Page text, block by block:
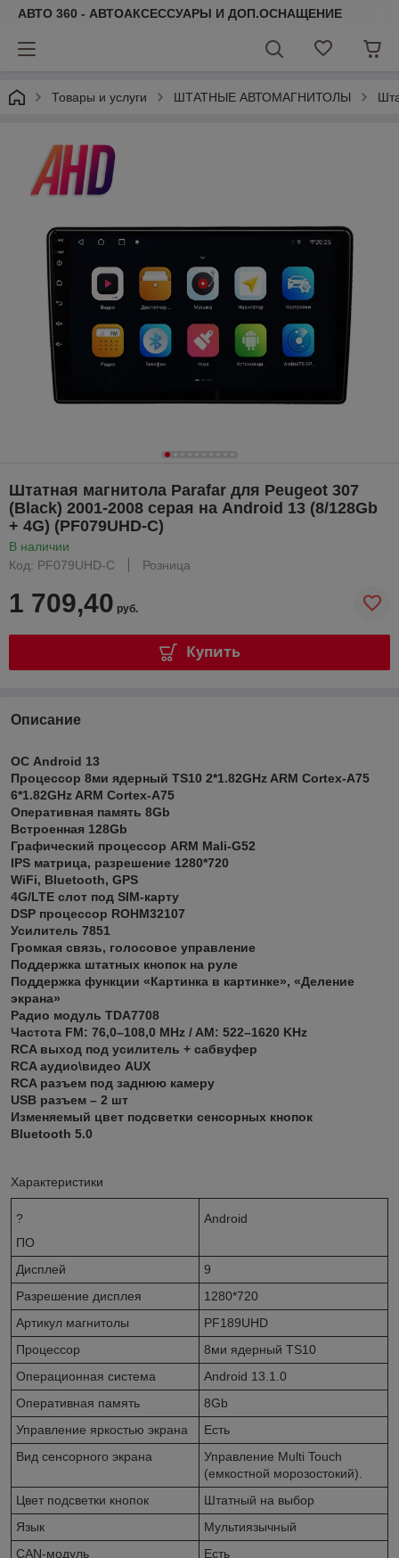
АВТО 360 - АВТОАКСЕССУАРЫ И ДОП.ОСНАЩЕНИЕ
Товары и услуги ШТАТНЫЕ АВТОМАГНИТОЛЫ
Штатная магнитола Parafar для Peugeot 307
(Black) 2001-2008 серая на Android 13 (8/128Gb
+ 4G) (PF079UHD-C)
В наличии
Код: PF079UHD-C
Розница
1 709,40 руб.
Купить
Описание
ОС Android 13
Процессор 8ми ядерный TS10 2*1.82GHz ARM Cortex-A75
6*1.82GHz ARM Cortex-A75
Оперативная память 8Gb
Встроенная 128Gb
Графический процессор ARM Mali-G52
IPS матрица, разрешение 1280*720
WiFi, Bluetooth, GPS
4G/LTE слот под SIM-карту
DSP процессор ROHM32107
Усилитель 7851
Громкая связь, голосовое управление
Поддержка штатных кнопок на руле
Поддержка функции «Картинка в картинке», «Деление
экрана»
Радио модуль TDA7708
Частота FM: 76,0–108,0 MHz / AM: 522–1620 KHz
RCA выход под усилитель + сабвуфер
RCA аудио\видео AUX
RCA разъем под заднюю камеру
USB разъем – 2 шт
Изменяемый цвет подсветки сенсорных кнопок
Bluetooth 5.0
Характеристики
?
ПО
Android
Дисплей
9
Разрешение дисплея
1280*720
Артикул магнитолы
PF189UHD
Процессор
8ми ядерный TS10
Операционная система
Android 13.1.0
Оперативная память
8Gb
Управление яркостью экрана
Есть
Вид сенсорного экрана
Управление Multi Touch
(емкостной морозостокий).
Цвет подсветки кнопок
Штатный на выбор
Язык
Мультиязычный
CAN-модуль
Есть